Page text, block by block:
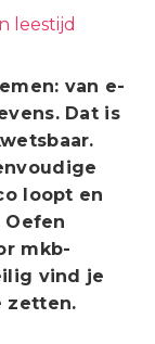
leestijd
van e-
Dat is
loopt en
mkb-
vind je
zetten.